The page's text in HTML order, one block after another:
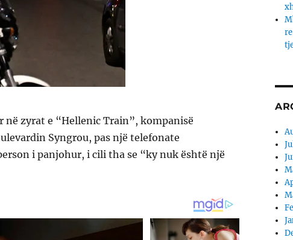
në zyrat e “Hellenic Train”, kompanisë
Syngrou, pas një telefonate
i panjohur, i cili tha se “ky nuk është një